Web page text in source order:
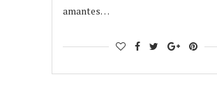
amantes…